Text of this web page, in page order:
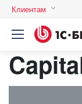
Клиентам